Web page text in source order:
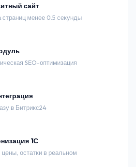
сайт
страниц менее 0.5 секунды
SEO-оптимизация
в Битрикс24
1С
цены, остатки в реальном